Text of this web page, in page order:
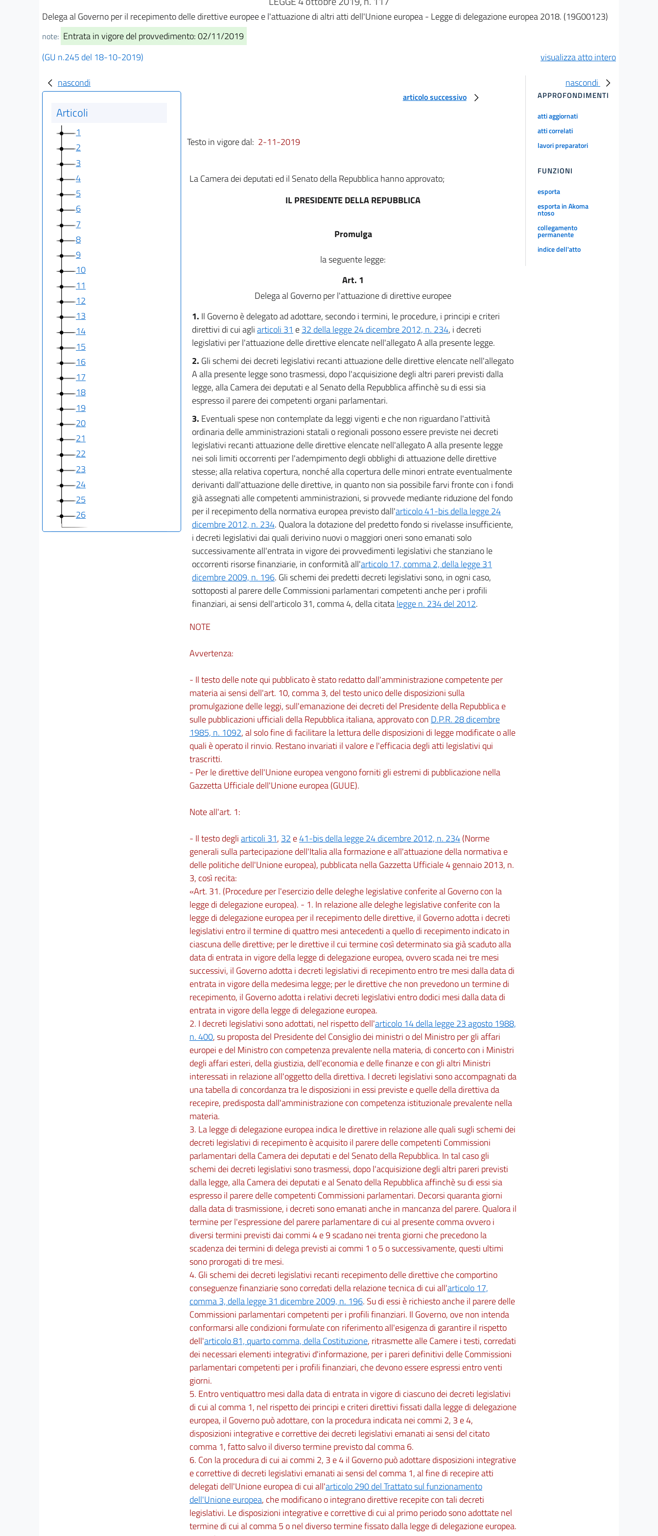
Delega al Governo per il recepimento delle direttive europee e l'attuazione di altri atti dell'Unione europea - Legge di delegazione europea 2018. (19G00123)
note: Entrata in vigore del provvedimento: 02/11/2019
(GU n.245 del 18-10-2019)
visualizza atto intero
nascondi
Articoli
1
2
3
4
5
6
7
8
9
10
11
12
13
14
15
16
17
18
19
20
21
22
23
24
25
26
articolo successivo
Testo in vigore dal: 2-11-2019
La Camera dei deputati ed il Senato della Repubblica hanno approvato;
IL PRESIDENTE DELLA REPUBBLICA
Promulga
la seguente legge:
Art. 1
Delega al Governo per l'attuazione di direttive europee
1. Il Governo è delegato ad adottare, secondo i termini, le procedure, i principi e criteri
direttivi di cui agliarticoli 31 e32 della legge 24 dicembre 2012, n. 234, i decreti
legislativi per l'attuazione delle direttive elencate nell'allegato A alla presente legge.
2. Gli schemi dei decreti legislativi recanti attuazione delle direttive elencate nell'allegato
A alla presente legge sono trasmessi, dopo l'acquisizione degli altri pareri previsti dalla
legge, alla Camera dei deputati e al Senato della Repubblica affinchè su di essi sia
espresso il parere dei competenti organi parlamentari.
3. Eventuali spese non contemplate da leggi vigenti e che non riguardano l'attività
ordinaria delle amministrazioni statali o regionali possono essere previste nei decreti
legislativi recanti attuazione delle direttive elencate nell'allegato A alla presente legge
nei soli limiti occorrenti per l'adempimento degli obblighi di attuazione delle direttive
stesse; alla relativa copertura, nonché alla copertura delle minori entrate eventualmente
derivanti dall'attuazione delle direttive, in quanto non sia possibile farvi fronte con i fondi
già assegnati alle competenti amministrazioni, si provvede mediante riduzione del fondo
per il recepimento della normativa europea previsto dall'articolo 41-bis della legge 24
dicembre 2012, n. 234. Qualora la dotazione del predetto fondo si rivelasse insufficiente,
i decreti legislativi dai quali derivino nuovi o maggiori oneri sono emanati solo
successivamente all'entrata in vigore dei provvedimenti legislativi che stanziano le
occorrenti risorse finanziarie, in conformità all'articolo 17, comma 2, della legge 31
dicembre 2009, n. 196. Gli schemi dei predetti decreti legislativi sono, in ogni caso,
sottoposti al parere delle Commissioni parlamentari competenti anche per i profili
finanziari, ai sensi dell'articolo 31, comma 4, della citatalegge n. 234 del 2012.
NOTE
Avvertenza:
- Il testo delle note qui pubblicato è stato redatto dall'amministrazione competente per
materia ai sensi dell'art. 10, comma 3, del testo unico delle disposizioni sulla
promulgazione delle leggi, sull'emanazione dei decreti del Presidente della Repubblica e
sulle pubblicazioni ufficiali della Repubblica italiana, approvato con D.P.R. 28 dicembre
1985, n. 1092, al solo fine di facilitare la lettura delle disposizioni di legge modificate o alle
quali è operato il rinvio. Restano invariati il valore e l'efficacia degli atti legislativi qui
trascritti.
- Per le direttive dell'Unione europea vengono forniti gli estremi di pubblicazione nella
Gazzetta Ufficiale dell'Unione europea (GUUE).
Note all'art. 1:
- Il testo degliarticoli 31, 32 e41-bis della legge 24 dicembre 2012, n. 234(Norme
generali sulla partecipazione dell'Italia alla formazione e all'attuazione della normativa e
delle politiche dell'Unione europea), pubblicata nella Gazzetta Ufficiale 4 gennaio 2013, n.
3, così recita:
«Art. 31. (Procedure per l'esercizio delle deleghe legislative conferite al Governo con la
legge di delegazione europea). - 1. In relazione alle deleghe legislative conferite con la
legge di delegazione europea per il recepimento delle direttive, il Governo adotta i decreti
legislativi entro il termine di quattro mesi antecedenti a quello di recepimento indicato in
ciascuna delle direttive; per le direttive il cui termine così determinato sia già scaduto alla
data di entrata in vigore della legge di delegazione europea, ovvero scada nei tre mesi
successivi, il Governo adotta i decreti legislativi di recepimento entro tre mesi dalla data di
entrata in vigore della medesima legge; per le direttive che non prevedono un termine di
recepimento, il Governo adotta i relativi decreti legislativi entro dodici mesi dalla data di
entrata in vigore della legge di delegazione europea.
2. I decreti legislativi sono adottati, nel rispetto dell'articolo 14 della legge 23 agosto 1988,
n. 400, su proposta del Presidente del Consiglio dei ministri o del Ministro per gli affari
europei e del Ministro con competenza prevalente nella materia, di concerto con i Ministri
degli affari esteri, della giustizia, dell'economia e delle finanze e con gli altri Ministri
interessati in relazione all'oggetto della direttiva. I decreti legislativi sono accompagnati da
una tabella di concordanza tra le disposizioni in essi previste e quelle della direttiva da
recepire, predisposta dall'amministrazione con competenza istituzionale prevalente nella
materia.
3. La legge di delegazione europea indica le direttive in relazione alle quali sugli schemi dei
decreti legislativi di recepimento è acquisito il parere delle competenti Commissioni
parlamentari della Camera dei deputati e del Senato della Repubblica. In tal caso gli
schemi dei decreti legislativi sono trasmessi, dopo l'acquisizione degli altri pareri previsti
dalla legge, alla Camera dei deputati e al Senato della Repubblica affinchè su di essi sia
espresso il parere delle competenti Commissioni parlamentari. Decorsi quaranta giorni
dalla data di trasmissione, i decreti sono emanati anche in mancanza del parere. Qualora il
termine per l'espressione del parere parlamentare di cui al presente comma ovvero i
diversi termini previsti dai commi 4 e 9 scadano nei trenta giorni che precedono la
scadenza dei termini di delega previsti ai commi 1 o 5 o successivamente, questi ultimi
sono prorogati di tre mesi.
4. Gli schemi dei decreti legislativi recanti recepimento delle direttive che comportino
conseguenze finanziarie sono corredati della relazione tecnica di cui all'articolo 17,
comma 3, della legge 31 dicembre 2009, n. 196. Su di essi è richiesto anche il parere delle
Commissioni parlamentari competenti per i profili finanziari. Il Governo, ove non intenda
conformarsi alle condizioni formulate con riferimento all'esigenza di garantire il rispetto
dell'articolo 81, quarto comma, della Costituzione, ritrasmette alle Camere i testi, corredati
dei necessari elementi integrativi d'informazione, per i pareri definitivi delle Commissioni
parlamentari competenti per i profili finanziari, che devono essere espressi entro venti
giorni.
5. Entro ventiquattro mesi dalla data di entrata in vigore di ciascuno dei decreti legislativi
di cui al comma 1, nel rispetto dei principi e criteri direttivi fissati dalla legge di delegazione
europea, il Governo può adottare, con la procedura indicata nei commi 2, 3 e 4,
disposizioni integrative e correttive dei decreti legislativi emanati ai sensi del citato
comma 1, fatto salvo il diverso termine previsto dal comma 6.
6. Con la procedura di cui ai commi 2, 3 e 4 il Governo può adottare disposizioni integrative
e correttive di decreti legislativi emanati ai sensi del comma 1, al fine di recepire atti
delegati dell'Unione europea di cui all'articolo 290 del Trattato sul funzionamento
dell'Unione europea, che modificano o integrano direttive recepite con tali decreti
legislativi. Le disposizioni integrative e correttive di cui al primo periodo sono adottate nel
termine di cui al comma 5 o nel diverso termine fissato dalla legge di delegazione europea.
nascondi
APPROFONDIMENTI
atti aggiornati
atti correlati
lavori preparatori
FUNZIONI
esporta
esporta in Akoma
ntoso
collegamento
permanente
indice dell'atto